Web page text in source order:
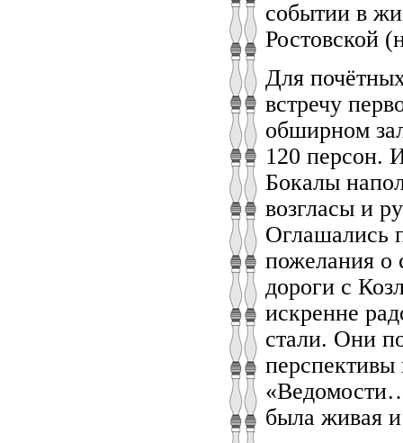
событии в
Ростовской
Для
встречу
обширном
120 персон.
Бокалы
возгласы и
Оглашались
пожелания о
дороги с
искренне
стали. Они
перспективы
была живая